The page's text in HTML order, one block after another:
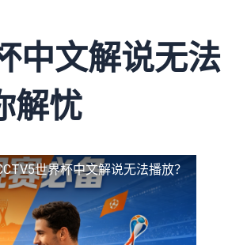
中文解说无法
解忧
世界杯中文解说无法播放？